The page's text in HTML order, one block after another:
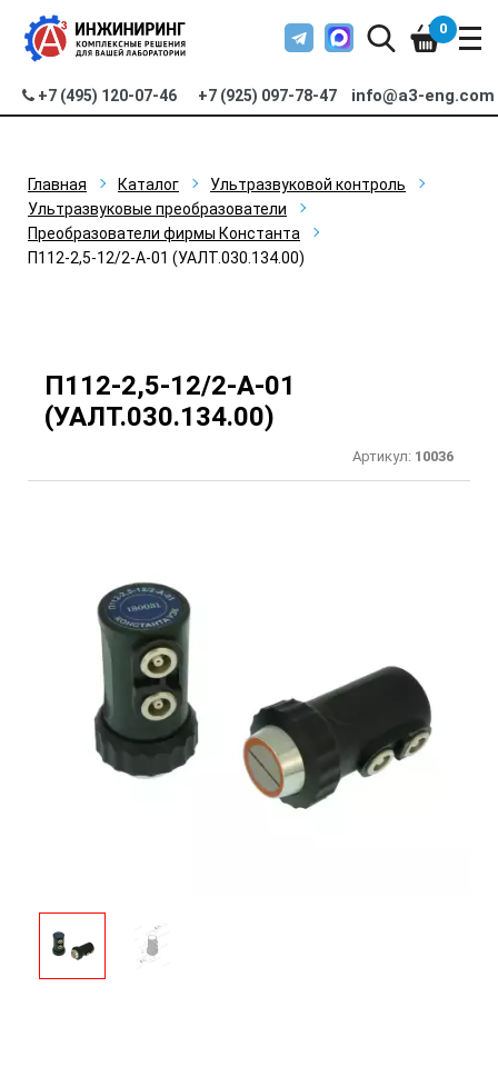
+7 (495) 120-07-46 +7 (925) 097-78-47 info@a3-eng.com
0
Главная Каталог
Ультразвуковой контроль
Ультразвуковые преобразователи
Преобразователи фирмы Константа
П112-2,5-12/2-А-01 (УАЛТ.030.134.00)
П112-2,5-12/2-А-01
(УАЛТ.030.134.00)
Артикул: 10036